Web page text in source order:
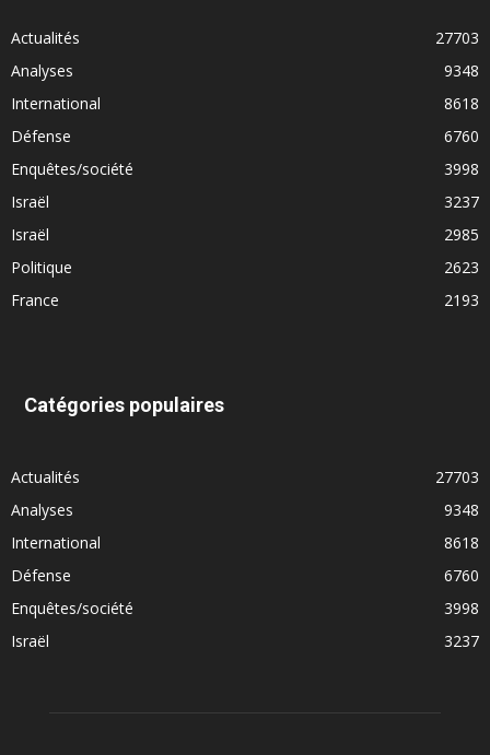
Actualités
27703
Analyses
9348
International
8618
Défense
6760
Enquêtes/société
3998
Israël
3237
Israël
2985
Politique
2623
France
2193
Catégories populaires
Actualités
27703
Analyses
9348
International
8618
Défense
6760
Enquêtes/société
3998
Israël
3237